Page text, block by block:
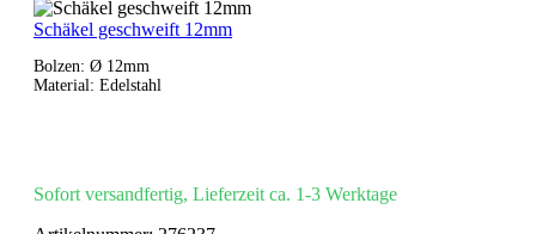
Schäkel geschweift 12mm
Bolzen: Ø 12mm
Material: Edelstahl
Sofort versandfertig, Lieferzeit ca. 1-3 Werktage